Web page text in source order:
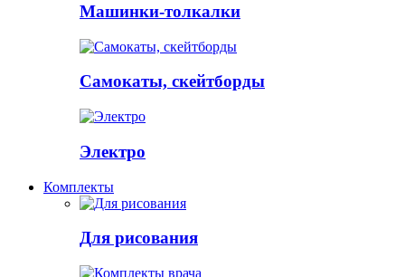
Машинки-толкалки
Самокаты, скейтборды
Электро
Комплекты
Для рисования